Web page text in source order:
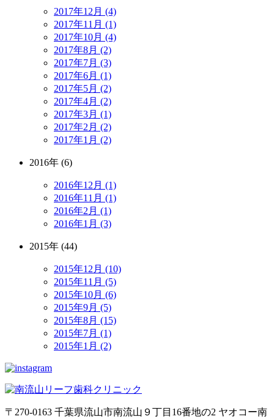
2017年12月 (4)
2017年11月 (1)
2017年10月 (4)
2017年8月 (2)
2017年7月 (3)
2017年6月 (1)
2017年5月 (2)
2017年4月 (2)
2017年3月 (1)
2017年2月 (2)
2017年1月 (2)
2016年 (6)
2016年12月 (1)
2016年11月 (1)
2016年2月 (1)
2016年1月 (3)
2015年 (44)
2015年12月 (10)
2015年11月 (5)
2015年10月 (6)
2015年9月 (5)
2015年8月 (15)
2015年7月 (1)
2015年1月 (2)
〒270-0163 千葉県流山市南流山９丁目16番地の2 ヤオコー南